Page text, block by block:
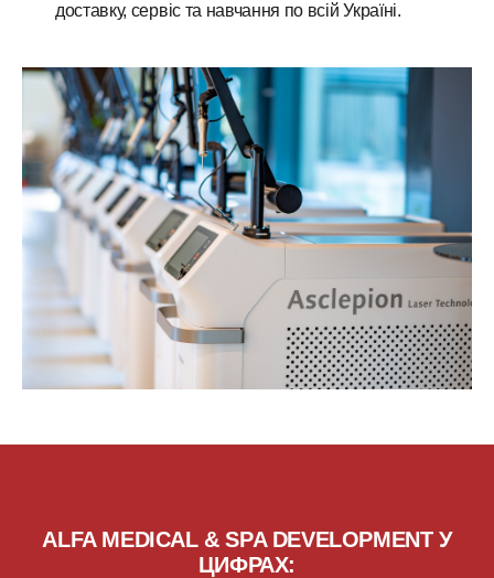
доставку, сервіс та навчання по всій Україні.
ALFA MEDICAL & SPA DEVELOPMENT У
ЦИФРАХ: